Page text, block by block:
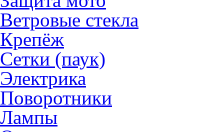
Ветровые стекла
Крепёж
Сетки (паук)
Электрика
Поворотники
Лампы